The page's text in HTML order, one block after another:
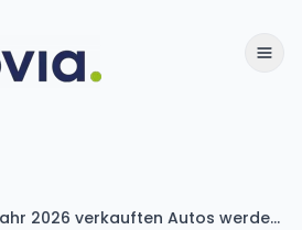
IEA: Fast 30 % der im Jahr 2026 verkauften Autos werden elektrisch sein